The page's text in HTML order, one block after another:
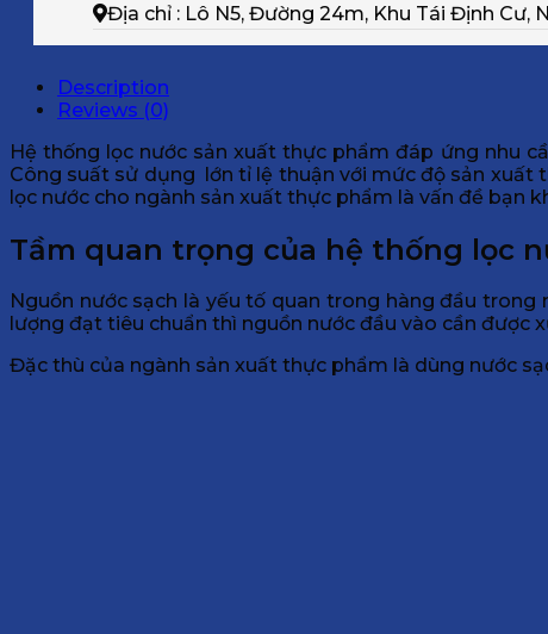
Địa chỉ : Lô N5, Đường 24m, Khu Tái Định Cư,
Description
Reviews (0)
Hệ thống lọc nước sản xuất thực phẩm đáp ứng nhu
Công suất sử dụng lớn tỉ lệ thuận với mức độ sản xuất
lọc nước cho ngành sản xuất thực phẩm là vấn đề bạn
Tầm quan trọng của hệ thống lọc
Nguồn nước sạch là yếu tố quan trong hàng đầu
lượng đạt tiêu chuẩn thì nguồn nước đầu vào cần được
Đặc thù của ngành sản xuất thực phẩm là dùng nước